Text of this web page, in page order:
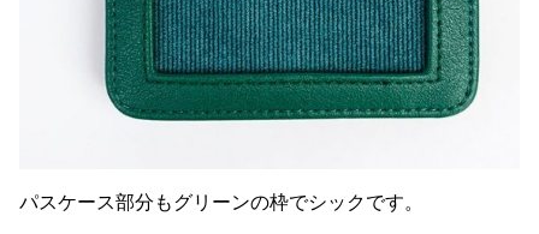
パスケース部分もグリーンの枠でシックです。